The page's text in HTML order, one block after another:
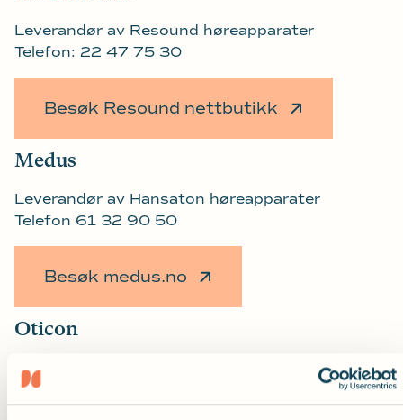
Leverandør av Resound høreapparater
Telefon: 22 47 75 30
Besøk Resound nettbutikk
Medus
Leverandør av Hansaton høreapparater
Telefon 61 32 90 50
Besøk medus.no
Oticon
Leverandør av Oticon høreapparater
Telefon 23 25 61 00